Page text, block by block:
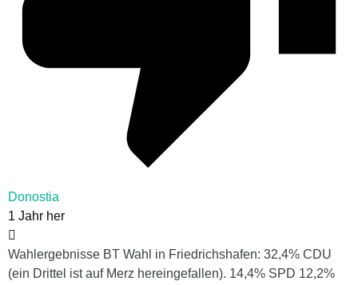
Donostia
1 Jahr her
Wahlergebnisse BT Wahl in Friedrichshafen: 32,4% CDU
(ein Drittel ist auf Merz hereingefallen). 14,4% SPD 12,2%